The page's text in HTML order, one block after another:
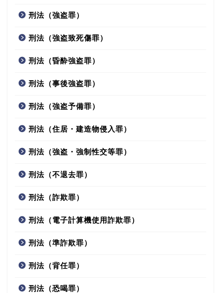
刑法（強盗罪）
刑法（強盗致死傷罪）
刑法（昏酔強盗罪）
刑法（事後強盗罪）
刑法（強盗予備罪）
刑法（住居・建造物侵入罪）
刑法（強盗・強制性交等罪）
刑法（不退去罪）
刑法（詐欺罪）
刑法（電子計算機使用詐欺罪）
刑法（準詐欺罪）
刑法（背任罪）
刑法（恐喝罪）